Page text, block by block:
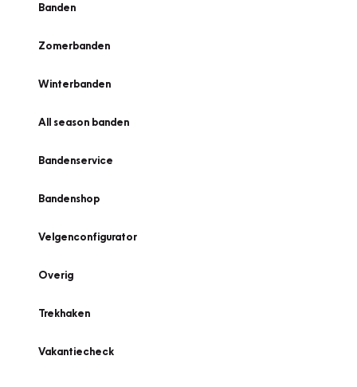
Banden
Zomerbanden
Winterbanden
All season banden
Bandenservice
Bandenshop
Velgenconfigurator
Overig
Trekhaken
Vakantiecheck